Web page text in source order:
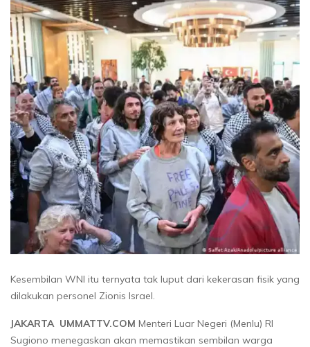
Kesembilan WNI itu ternyata tak luput dari kekerasan fisik yang
dilakukan personel Zionis Israel.
JAKARTA UMMATTV.COM Menteri Luar Negeri (Menlu) RI
Sugiono menegaskan akan memastikan sembilan warga